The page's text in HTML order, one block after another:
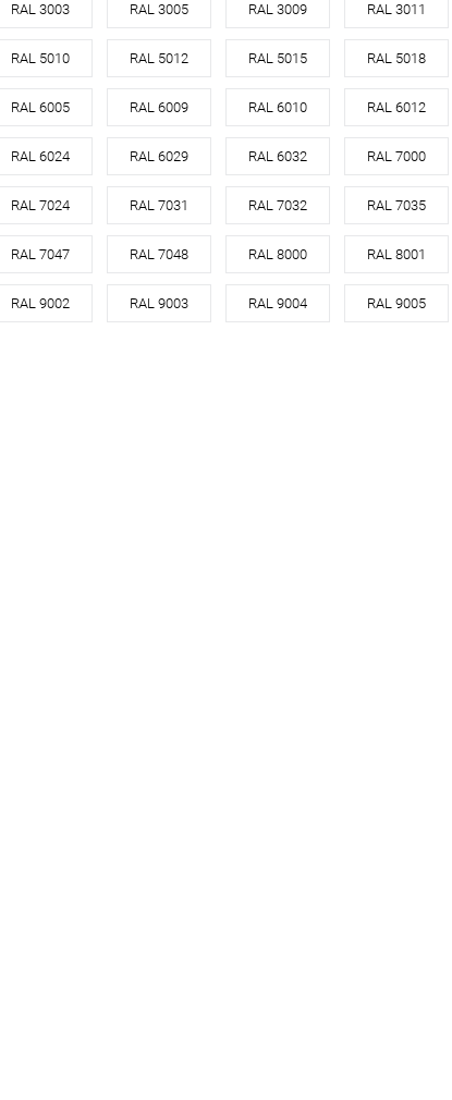
Сравнение
Под заказ
Цвет все цвета RAL
В корзину
Купить в 1 клик
Сравнение
В избранное
Под заказ
Цвет
RAL 3003 RAL 3005 RAL 3009 RAL 3011
RAL 5010 RAL 5012 RAL 5015 RAL 5018
RAL 6005 RAL 6009 RAL 6010 RAL 6012
RAL 6024 RAL 6029 RAL 6032 RAL 7000
RAL 7024 RAL 7031 RAL 7032 RAL 7035
RAL 7047 RAL 7048 RAL 8000 RAL 8001
RAL 9002 RAL 9003 RAL 9004 RAL 9005